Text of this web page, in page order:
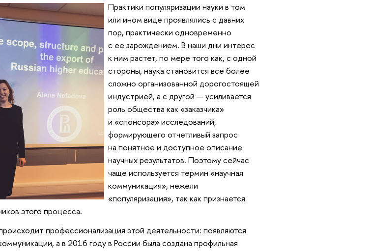
Практики популяризации науки в том
или ином виде проявлялись с давних
пор, практически одновременно
с ее зарождением. В наши дни интерес
к ним растет, по мере того как, с одной
стороны, наука становится все более
сложно организованной дорогостоящей
индустрией, а с другой — усиливается
роль общества как «заказчика»
и «спонсора» исследований,
формирующего отчетливый запрос
на понятное и доступное описание
научных результатов. Поэтому сейчас
чаще используется термин «научная
коммуникация», нежели
«популяризация», так как признается
этого процесса.
профессионализация этой деятельности: появляются
а в 2016 году в России была создана профильная